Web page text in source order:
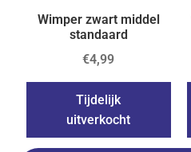
Wimper zwart middel
standaard
€4,99
Tijdelijk
uitverkocht